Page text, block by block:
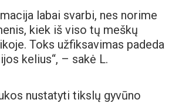
labai svarbi, nes norime
kiek iš viso tų meškų
Toks užfiksavimas padeda
kelius“, – sakė L.
nustatyti tikslų gyvūno